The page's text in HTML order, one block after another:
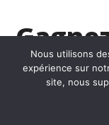
Nous
Nous utilisons
expérience sur
site, nous